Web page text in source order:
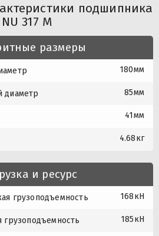
подшипника
NU 317 M
размеры
180мм
диаметр 85мм
41мм
4.68кг
и ресурс
грузоподъемность 168кН
грузоподъемность 185кН